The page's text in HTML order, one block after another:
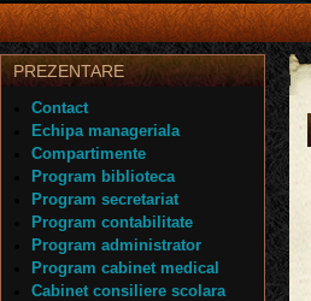
PREZENTARE
Contact
Echipa manageriala
Compartimente
Program biblioteca
Program secretariat
Program contabilitate
Program administrator
Program cabinet medical
Cabinet consiliere scolara